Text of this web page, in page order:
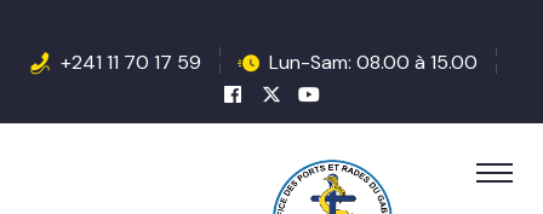
+241 11 70 17 59 Lun-Sam: 08.00 à 15.00